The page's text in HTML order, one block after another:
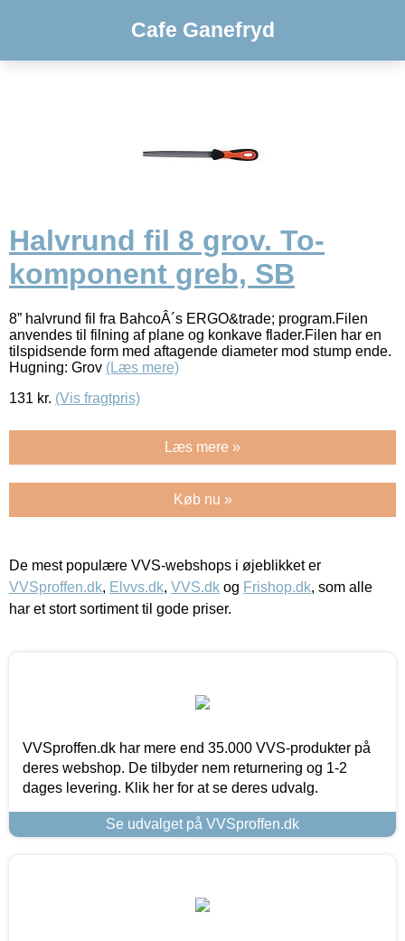
Cafe Ganefryd
Halvrund fil 8 grov. To-
komponent greb, SB
8” halvrund fil fra BahcoÂ´s ERGO&trade; program.Filen
anvendes til filning af plane og konkave flader.Filen har en
tilspidsende form med aftagende diameter mod stump ende.
Hugning: Grov (Læs mere)
131 kr. (Vis fragtpris)
Læs mere »
Køb nu »
De mest populære VVS-webshops i øjeblikket er
VVSproffen.dk, Elvvs.dk, VVS.dk og Frishop.dk, som alle
har et stort sortiment til gode priser.
VVSproffen.dk har mere end 35.000 VVS-produkter på
deres webshop. De tilbyder nem returnering og 1-2
dages levering. Klik her for at se deres udvalg.
Se udvalget på VVSproffen.dk